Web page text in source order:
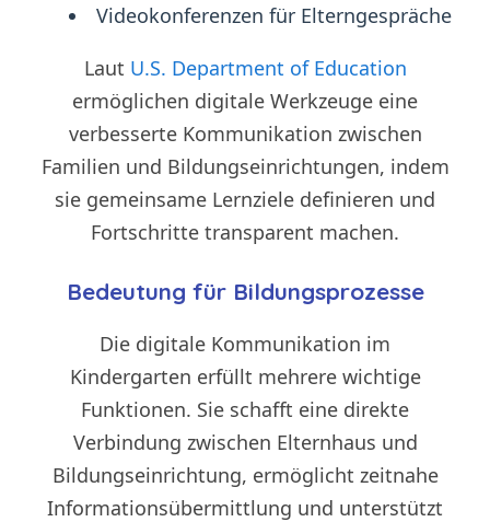
Videokonferenzen für Elterngespräche
Laut U.S. Department of Education
ermöglichen digitale Werkzeuge eine
verbesserte Kommunikation zwischen
Familien und Bildungseinrichtungen, indem
sie gemeinsame Lernziele definieren und
Fortschritte transparent machen.
Bedeutung für Bildungsprozesse
Die digitale Kommunikation im
Kindergarten erfüllt mehrere wichtige
Funktionen. Sie schafft eine direkte
Verbindung zwischen Elternhaus und
Bildungseinrichtung, ermöglicht zeitnahe
Informationsübermittlung und unterstützt